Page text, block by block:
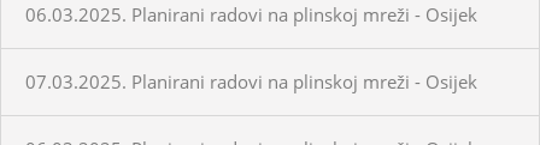
06.03.2025. Planirani radovi na plinskoj mreži - Osijek
07.03.2025. Planirani radovi na plinskoj mreži - Osijek